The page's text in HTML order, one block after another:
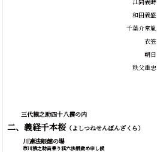
和田義盛
千葉介常胤
衣笠
朝日
秩父重忠
三代猿之助四十八撰の内
二、義経千本桜（よしつねせんぼんざくら）
川連法眼館の場
市川猿之助宙乗り狐六法相勤め申し候